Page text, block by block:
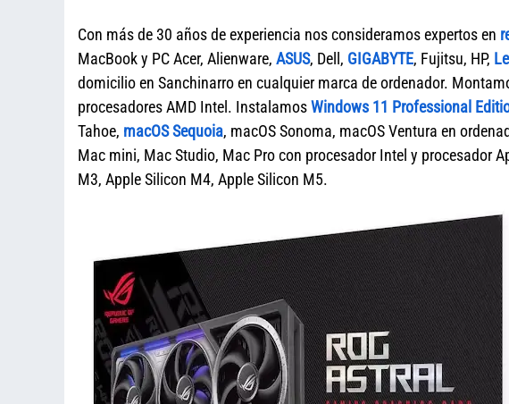
Con más de 30 años de experiencia nos consideramos expertos en
MacBook y PC Acer, Alienware, ASUS, Dell, GIGABYTE, Fujitsu, HP,
domicilio en Sanchinarro en cualquier marca de ordenador.
procesadores AMD Intel. InstalamosWindows 11 Professional
Tahoe, macOS Sequoia, macOS Sonoma, macOS Ventura en
Mac mini, Mac Studio, Mac Pro con procesador Intel y procesador
M3, Apple Silicon M4, Apple Silicon M5.